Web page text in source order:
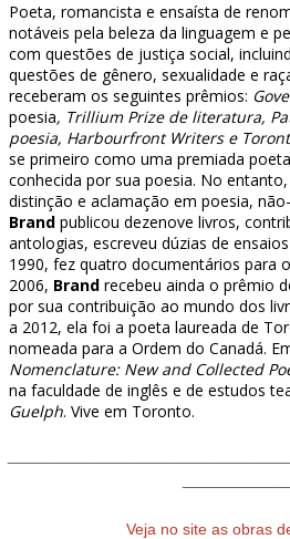
Poeta, romancista e ensaísta de
notáveis pela beleza da linguagem e
com questões de justiça social,
questões de gênero, sexualidade e
receberam os seguintes prêmios:
poesia, Trillium Prize de literatura,
poesia, Harbourfront Writers e
se primeiro como uma premiada
conhecida por sua poesia. No
distinção e aclamação em poesia,
Brand publicou dezenove livros,
antologias, escreveu dúzias de
1990, fez quatro documentários para o
2006, Brand recebeu ainda o prêmio
por sua contribuição ao mundo dos
a 2012, ela foi a poeta laureada de
nomeada para a Ordem do Canadá.
Nomenclature: New and Collected
na faculdade de inglês e de estudos
Guelph. Vive em Toronto.
Veja no site as obras